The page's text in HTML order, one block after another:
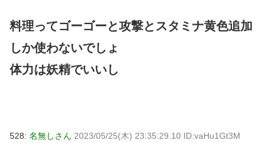
料理ってゴーゴーと攻撃とスタミナ黄色追加
しか使わないでしょ
体力は妖精でいいし
528: 名無しさん 2023/05/25(木) 23:35:29.10 ID:vaHu1Gt3M